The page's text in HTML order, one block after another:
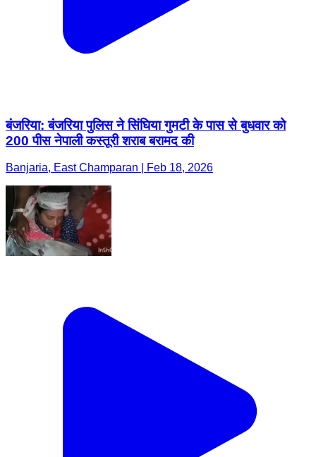
बंजरिया: बंजरिया पुलिस ने सिंघिया गुमटी के पास से बुधवार को
200 पीस नेपाली कस्तूरी शराब बरामद की
Banjaria, East Champaran | Feb 18, 2026